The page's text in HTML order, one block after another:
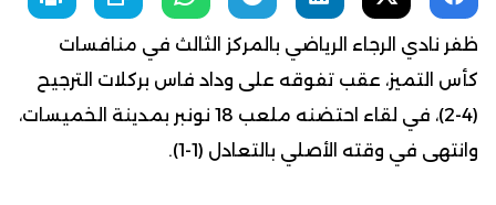
ظفر نادي الرجاء الرياضي بالمركز الثالث في منافسات
كأس التميز، عقب تفوقه على وداد فاس بركلات الترجيح
(4-2)، في لقاء احتضنه ملعب 18 نونبر بمدينة الخميسات،
وانتهى في وقته الأصلي بالتعادل (1-1).